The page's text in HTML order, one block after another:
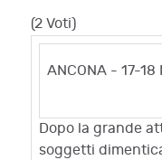
(2 Voti)
ANCONA - 17-18
Dopo la grande
soggetti